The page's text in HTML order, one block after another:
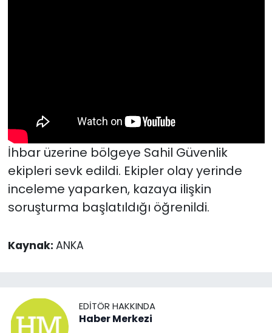
İhbar üzerine bölgeye Sahil Güvenlik
ekipleri sevk edildi. Ekipler olay yerinde
inceleme yaparken, kazaya ilişkin
soruşturma başlatıldığı öğrenildi.
Kaynak: ANKA
EDITÖR HAKKINDA
Haber Merkezi